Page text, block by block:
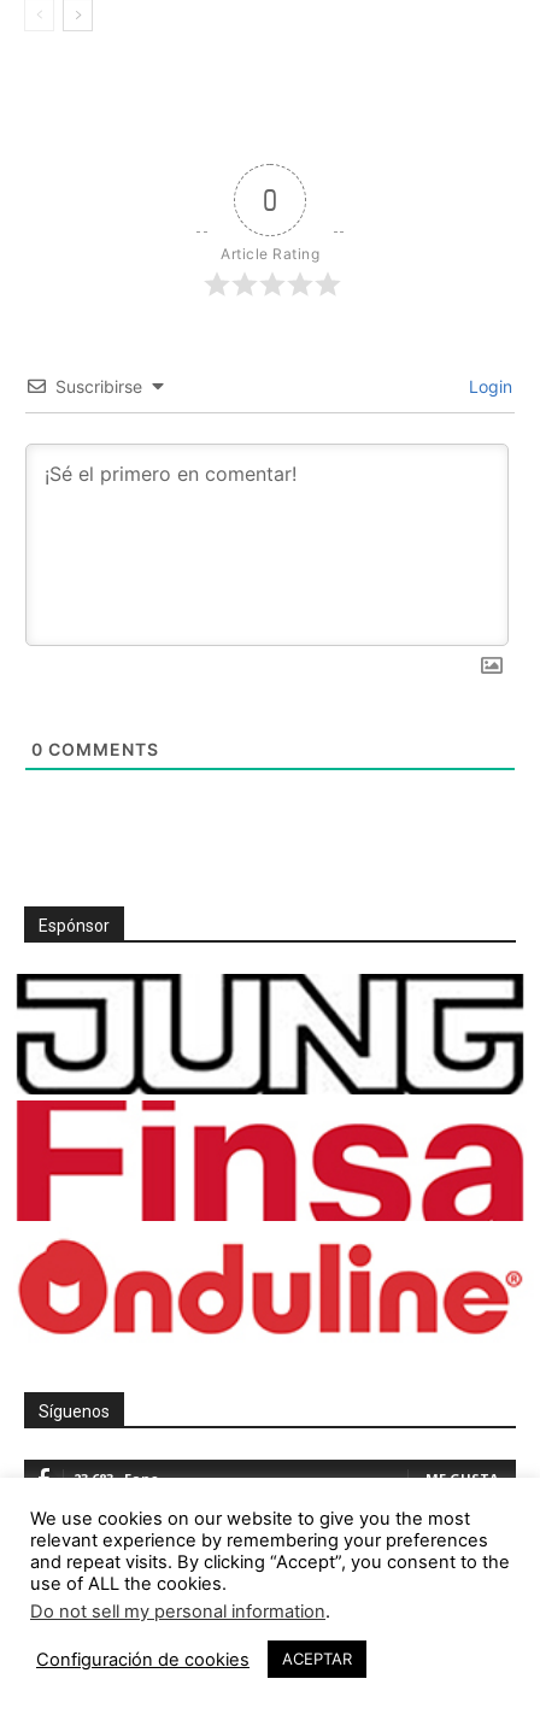
0
Article Rating
Suscribirse Login
0 COMMENTS
Espónsor
Síguenos
23,683 Fans ME GUSTA
5,321 Seguidores SEGUIR
1,844 Seguidores
We use cookies on our website to give you the most
relevant experience by remembering your preferences
and repeat visits. By clicking “Accept”, you consent to the
use of ALL the cookies.
Do not sell my personal information.
Configuración de cookies ACEPTAR